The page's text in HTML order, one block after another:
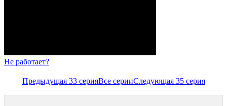
Не работает?
Предыдущая 33 серияВсе серииСледующая 35 серия